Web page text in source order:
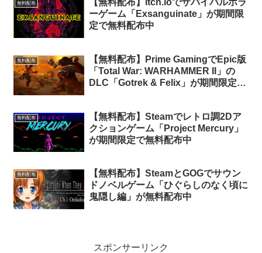
無料配布
【無料配布】itch.ioでサバイバルホラ
ーゲーム「Exsanguinate」が期間限
定で無料配布中
無料配布
【無料配布】Prime GamingでEpic版
「Total War: WARHAMMER II」の
DLC「Gotrek & Felix」が期間限定で
無料配布
【無料配布】Steamでレトロ調2Dア
クションゲーム「Project Mercury」
が期間限定で無料配布中
無料配布
【無料配布】SteamとGOGでサウン
ドノベルゲーム「ひぐらしのなく頃に
鬼隠し編」が無料配布中
スポンサーリンク